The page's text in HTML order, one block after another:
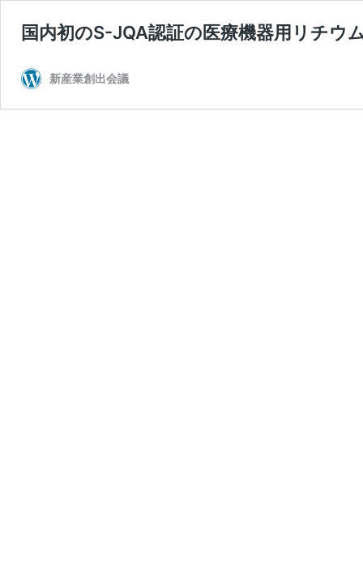
国内初のS-JQA認証の医療機器用リチウ
新産業創出会議